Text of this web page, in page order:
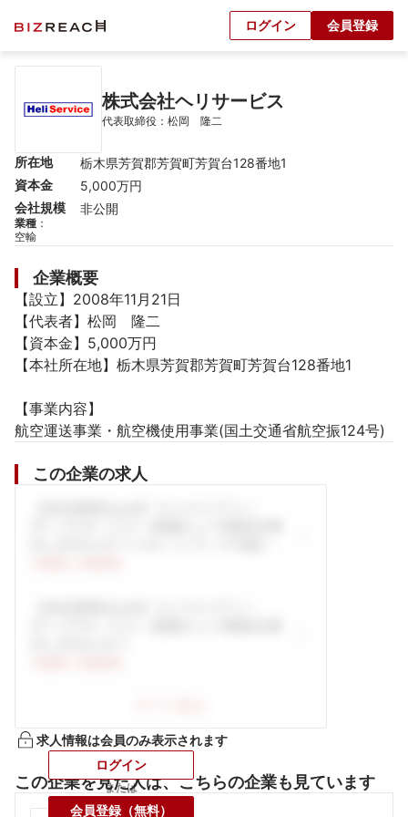
ログイン 会員登録
株式会社ヘリサービス
代表取締役：松岡　隆二
所在地
栃木県芳賀郡芳賀町芳賀台128番地1
資本金
5,000万円
会社規模
非公開
業種 ：
空輸
企業概要
【設立】2008年11月21日
【代表者】松岡　隆二
【資本金】5,000万円
【本社所在地】栃木県芳賀郡芳賀町芳賀台128番地1
【事業内容】
航空運送事業・航空機使用事業(国土交通省航空振124号)
この企業の求人
求人情報は会員のみ表示されます
ログイン
または
会員登録（無料）
この企業を見た人は、こちらの企業も見ています